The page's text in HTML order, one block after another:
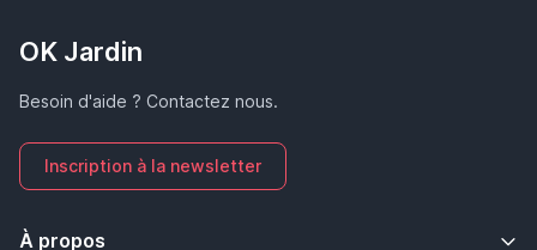
OK Jardin
Besoin d'aide ? Contactez nous.
Inscription à la newsletter
À propos